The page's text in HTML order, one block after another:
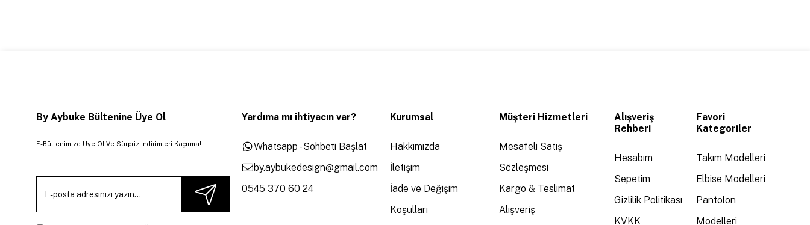
By Aybuke Bültenine Üye Ol
E-Bültenimize Üye Ol Ve Sürpriz İndirimleri Kaçırma!
Yardıma mı ihtiyacın var?
Whatsapp - Sohbeti Başlat
by.aybukedesign@gmail.com
0545 370 60 24
Kurumsal
Hakkımızda
İletişim
İade ve Değişim
Koşulları
Müşteri Hizmetleri
Mesafeli Satış
Sözleşmesi
Kargo & Teslimat
Alışveriş
Alışveriş
Rehberi
Hesabım
Sepetim
Gizlilik Politikası
KVKK
Favori
Kategoriler
Takım Modelleri
Elbise Modelleri
Pantolon
Modelleri